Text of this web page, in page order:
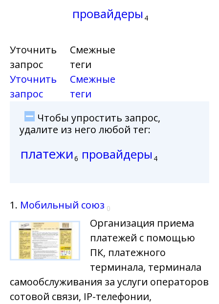
провайдеры 4
Уточнить
запрос
Уточнить
запрос
Смежные
теги
Смежные
теги
Чтобы упростить запрос,
удалите из него любой тег:
платежи6 провайдеры 4
1. Мобильный союз 0
Организация приема
платежей с помощью
ПК, платежного
терминала, терминала
самообслуживания за услуги операторов
сотовой связи, IP-телефонии,